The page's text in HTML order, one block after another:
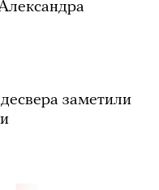
заметили